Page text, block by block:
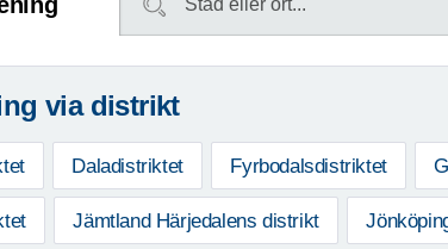
via distrikt
Daladistriktet Fyrbodalsdistriktet
Jämtland Härjedalens distrikt